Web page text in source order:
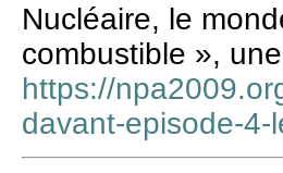
Nucléaire, le
combustible »,
https://
davant-episode-4-